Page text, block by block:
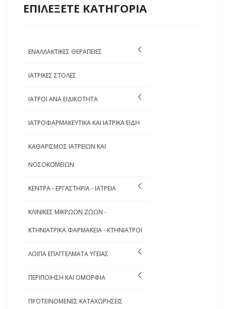
ΕΠΙΛΕΞΕΤΕ ΚΑΤΗΓΟΡΙΑ
ΕΝΑΛΛΑΚΤΙΚΕΣ ΘΕΡΑΠΕΙΕΣ
ΙΑΤΡΙΚΕΣ ΣΤΟΛΕΣ
ΙΑΤΡΟΙ ΑΝΑ ΕΙΔΙΚΟΤΗΤΑ
ΙΑΤΡΟΦΑΡΜΑΚΕΥΤΙΚΑ ΚΑΙ ΙΑΤΡΙΚΑ ΕΙΔΗ
ΚΑΘΑΡΙΣΜΟΣ ΙΑΤΡΕΙΩΝ ΚΑΙ
ΝΟΣΟΚΟΜΕΙΩΝ
ΚΕΝΤΡΑ - ΕΡΓΑΣΤΗΡΙΑ - ΙΑΤΡΕΙΑ
ΚΛΙΝΙΚΕΣ ΜΙΚΡΩΩΝ ΖΩΩΝ -
ΚΤΗΝΙΑΤΡΙΚΑ ΦΑΡΜΑΚΕΙΑ - ΚΤΗΝΙΑΤΡΟΙ
ΛΟΙΠΑ ΕΠΑΓΓΕΛΜΑΤΑ ΥΓΕΙΑΣ
ΠΕΡΙΠΟΙΗΣΗ ΚΑΙ ΟΜΟΡΦΙΑ
ΠΡΟΤΕΙΝΟΜΕΝΕΣ ΚΑΤΑΧΩΡΗΣΕΙΣ